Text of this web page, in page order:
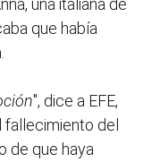
una italiana de
que había
", dice a EFE,
fallecimiento del
de que haya